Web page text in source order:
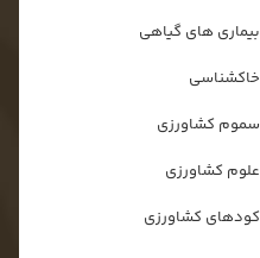
بیماری های گیاهی
خاکشناسی
سموم کشاورزی
علوم کشاورزی
کودهای کشاورزی